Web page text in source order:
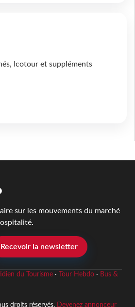
Icotour et suppléments
sur les mouvements du marché
Recevoir la newsletter
du Tourisme· Tour Hebdo· Bus &
droits réservés. Devenez annonceur